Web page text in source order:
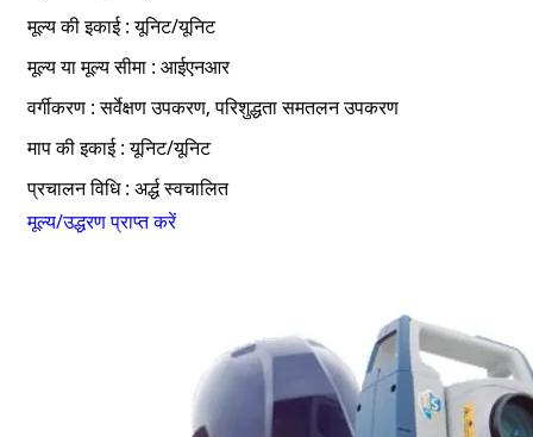
मूल्य की इकाई : यूनिट/यूनिट
मूल्य या मूल्य सीमा : आईएनआर
वर्गीकरण : सर्वेक्षण उपकरण, परिशुद्धता समतलन उपकरण
माप की इकाई : यूनिट/यूनिट
प्रचालन विधि : अर्द्ध स्वचालित
मूल्य/उद्धरण प्राप्त करें